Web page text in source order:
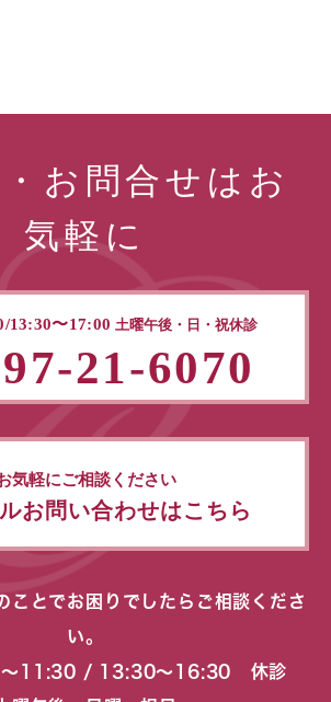
お問合せはお
気軽に
13:30〜17:00 土曜午後・日・祝休診
21-6070
気軽にご相談ください
お問い合わせはこちら
ことでお困りでしたらご相談くださ
い。
〜11:30 / 13:30〜16:30 休診